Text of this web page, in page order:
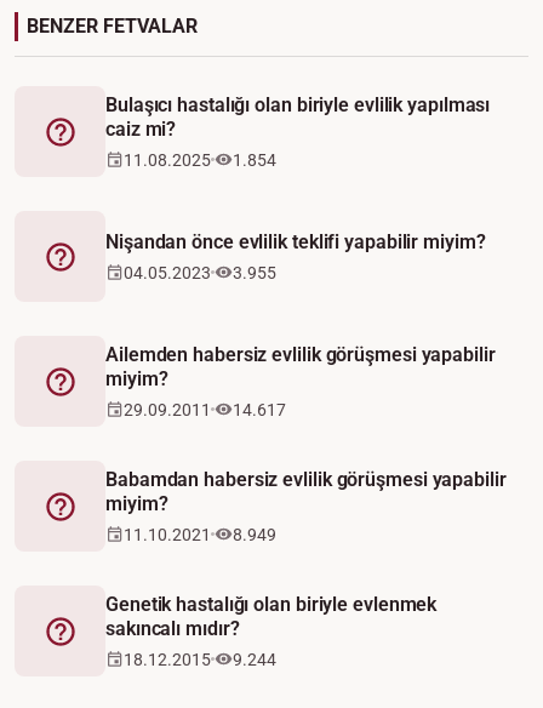
BENZER FETVALAR
Fetva
Bulaşıcı hastalığı olan biriyle evlilik yapılması
caiz mi?
11.08.2025 1.854
Fetva
Nişandan önce evlilik teklifi yapabilir miyim?
04.05.2023 3.955
Fetva
Ailemden habersiz evlilik görüşmesi yapabilir
miyim?
29.09.2011 14.617
Fetva
Babamdan habersiz evlilik görüşmesi yapabilir
miyim?
11.10.2021 8.949
Fetva
Genetik hastalığı olan biriyle evlenmek
sakıncalı mıdır?
18.12.2015 9.244